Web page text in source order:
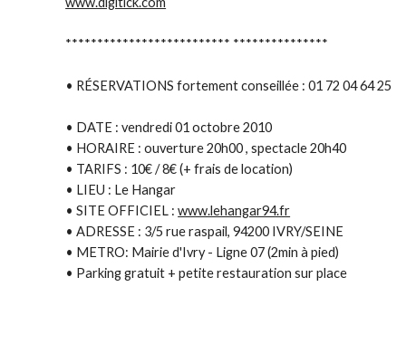
************************** ***************
• RÉSERVATIONS fortement conseillée : 01 72 04 64 25
• DATE : vendredi 01 octobre 2010
• HORAIRE : ouverture 20h00 , spectacle 20h40
• TARIFS : 10€ / 8€ (+ frais de location)
• LIEU : Le Hangar
• SITE OFFICIEL :www.lehangar94.fr
• ADRESSE : 3/5 rue raspail, 94200 IVRY/SEINE
• METRO: Mairie d'Ivry - Ligne 07 (2min à pied)
• Parking gratuit + petite restauration sur place